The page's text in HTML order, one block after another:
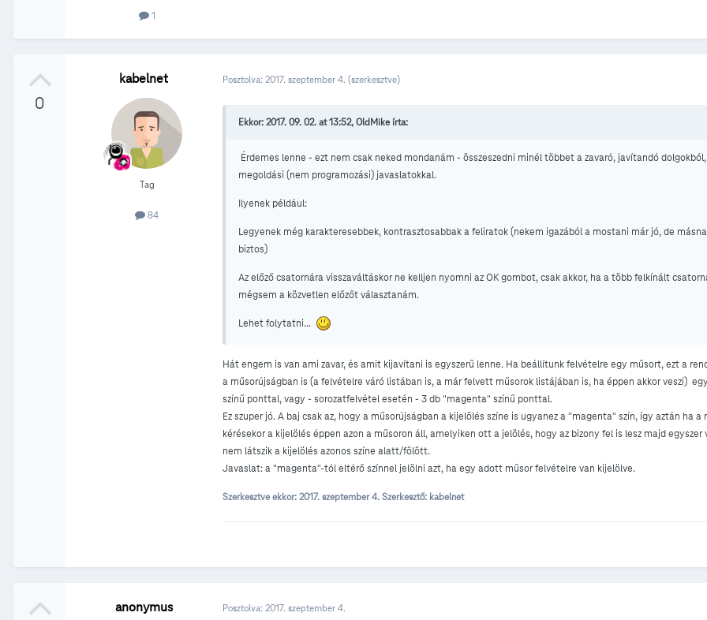
1
0
kabelnet
Tag
84
Posztolva: 2017. szeptember 4. (szerkesztve)
Ekkor: 2017. 09. 02. at 13:52, OldMike írta:
Érdemes lenne - ezt nem csak neked mondanám - összeszedni minél többet a zavaró, javítandó
megoldási (nem programozási) javaslatokkal.
Ilyenek például:
Legyenek még karakteresebbek, kontrasztosabbak a feliratok (nekem igazából a mostani már jó, de
biztos)
Az előző csatornára visszaváltáskor ne kelljen nyomni az OK gombot, csak akkor, ha a több felkínált
mégsem a közvetlen előzőt választanám.
Lehet folytatni...
Hát engem is van ami zavar, és amit kijavítani is egyszerű lenne. Ha beállítunk felvételre egy műsort, ezt a
a műsorújságban is (a felvételre váró listában is, a már felvett műsorok listájában is, ha éppen akkor veszi)
színű ponttal, vagy - sorozatfelvétel esetén - 3 db "magenta" színű ponttal.
Ez szuper jó. A baj csak az, hogy a műsorújságban a kijelölés színe is ugyanez a "magenta" szín, így aztán ha a
kérésekor a kijelölés éppen azon a műsoron áll, amelyiken ott a jelölés, hogy az bizony fel is lesz majd egyszer
nem látszik a kijelölés azonos színe alatt/fölött.
Javaslat: a "magenta"-tól eltérő színnel jelölni azt, ha egy adott műsor felvételre van kijelölve.
Szerkesztve ekkor: 2017. szeptember 4. Szerkesztő: kabelnet
anonymus Posztolva: 2017. szeptember 4.